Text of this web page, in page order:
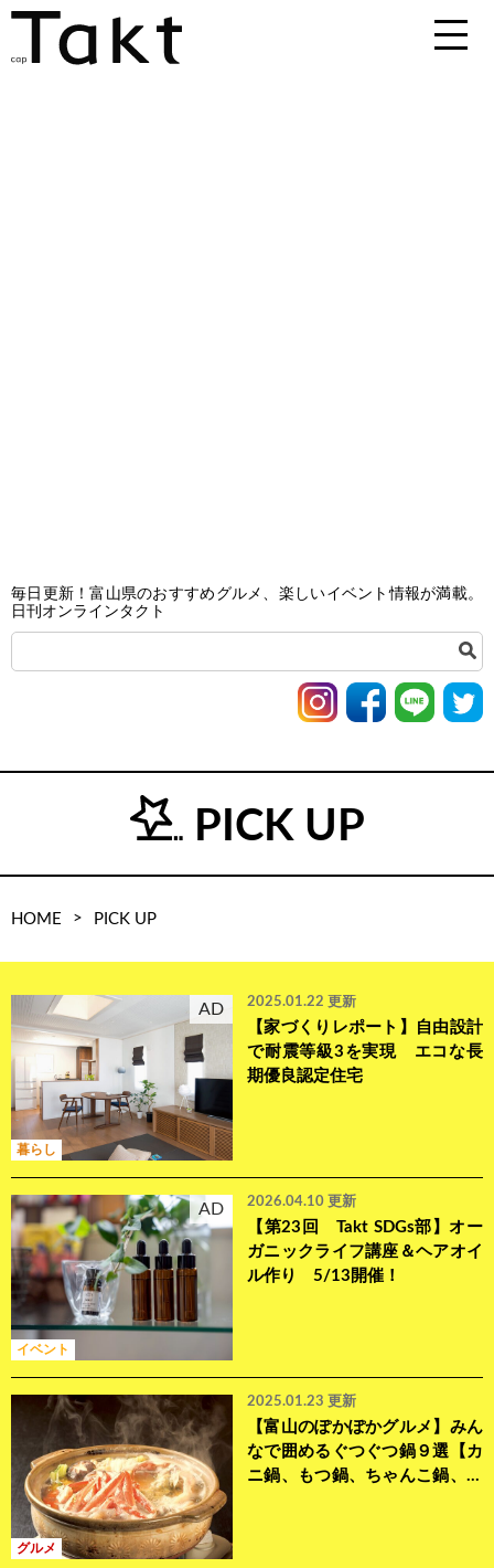
毎日更新！富山県のおすすめグルメ、楽しいイベント情報が満載。
日刊オンラインタクト
PICK UP
HOME > PICK UP
AD
暮らし
2025.01.22 更新
【家づくりレポート】自由設計
で耐震等級3を実現 エコな長
期優良認定住宅
AD
イベント
2026.04.10 更新
【第23回 Takt SDGs部】オー
ガニックライフ講座＆ヘアオイ
ル作り 5/13開催！
グルメ
2025.01.23 更新
【富山のぽかぽかグルメ】みん
なで囲めるぐつぐつ鍋９選【カ
ニ鍋、もつ鍋、ちゃんこ鍋、ア